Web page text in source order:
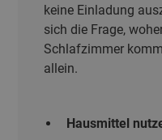
keine Einladung
sich die Frage,
Schlafzimmer
allein.
Hausmittel